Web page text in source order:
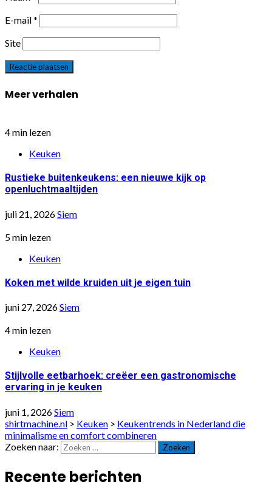
E-mail*
Site
Meer verhalen
4 min lezen
Keuken
Rustieke buitenkeukens: een nieuwe kijk op
openluchtmaaltijden
juli 21, 2026Siem
5 min lezen
Keuken
Koken met wilde kruiden uit je eigen tuin
juni 27, 2026Siem
4 min lezen
Keuken
Stijlvolle eetbarhoek: creëer een gastronomische
ervaring in je keuken
juni 1, 2026Siem
shirtmachine.nl > Keuken > Keukentrends in Nederland die
minimalisme en comfort combineren
Zoeken naar:
Recente berichten